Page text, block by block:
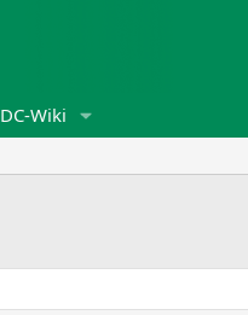
DC-Wiki